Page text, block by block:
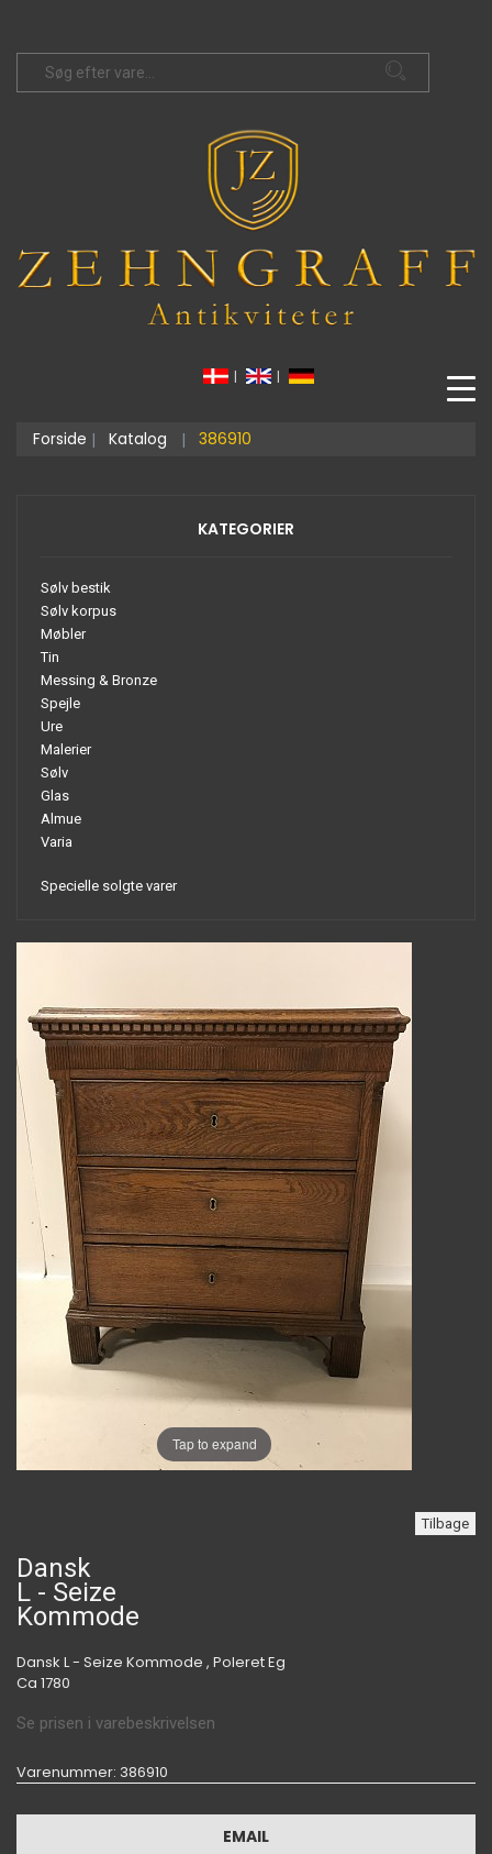
| |
Forside Katalog 386910
KATEGORIER
Sølv bestik
Sølv korpus
Møbler
Tin
Messing & Bronze
Spejle
Ure
Malerier
Sølv
Glas
Almue
Varia
Specielle solgte varer
Tap to expand
Tilbage
Dansk
L - Seize
Kommode
Dansk L - Seize Kommode , Poleret Eg
Ca 1780
Se prisen i varebeskrivelsen
Varenummer: 386910
EMAIL